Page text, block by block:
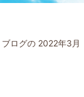
ブログの 2022年3月